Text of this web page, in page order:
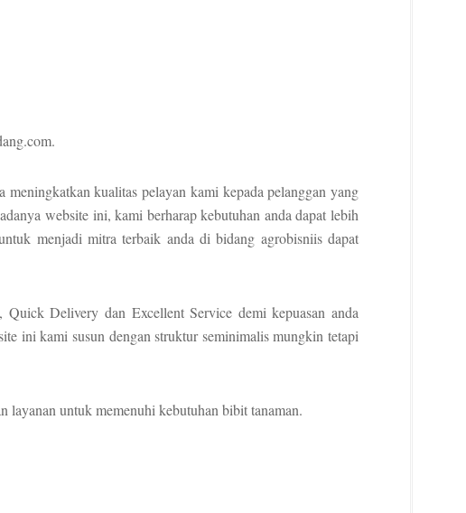
kualitas pelayan kami kepada pelanggan yang
website ini, kami berharap kebutuhan anda dapat lebih
menjadi mitra terbaik anda di bidang agrobisniis dapat
Quick Delivery dan Excellent Service demi kepuasan anda
ini kami susun dengan struktur seminimalis mungkin tetapi
layanan untuk memenuhi kebutuhan bibit tanaman.